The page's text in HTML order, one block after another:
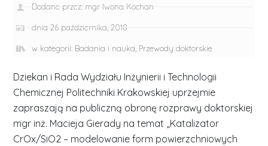
Dodane przez: mgr Iwona Kochan
dnia 26 października, 2018
w kategorii: Badania i nauka, Przewody doktorskie
Dziekan i Rada Wydziału Inżynierii i Technologii
Chemicznej Politechniki Krakowskiej uprzejmie
zapraszają na publiczną obronę rozprawy doktorskiej
mgr inż. Macieja Gierady na temat „Katalizator
CrOx/SiO2 – modelowanie form powierzchniowych